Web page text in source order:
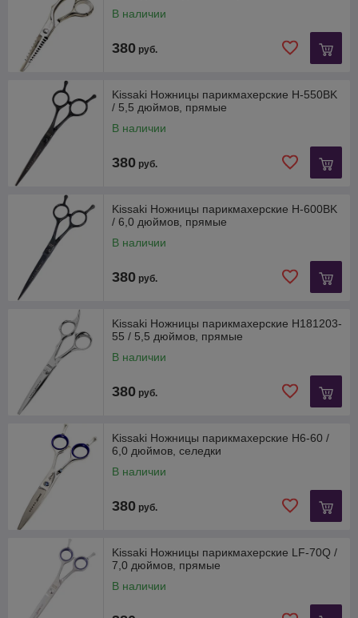
В наличии
380 руб.
Kissaki Ножницы парикмахерские H-550BK
/ 5,5 дюймов, прямые
В наличии
380 руб.
Kissaki Ножницы парикмахерские H-600BK
/ 6,0 дюймов, прямые
В наличии
380 руб.
Kissaki Ножницы парикмахерские H181203-
55 / 5,5 дюймов, прямые
В наличии
380 руб.
Kissaki Ножницы парикмахерские H6-60 /
6,0 дюймов, селедки
В наличии
380 руб.
Kissaki Ножницы парикмахерские LF-70Q /
7,0 дюймов, прямые
В наличии